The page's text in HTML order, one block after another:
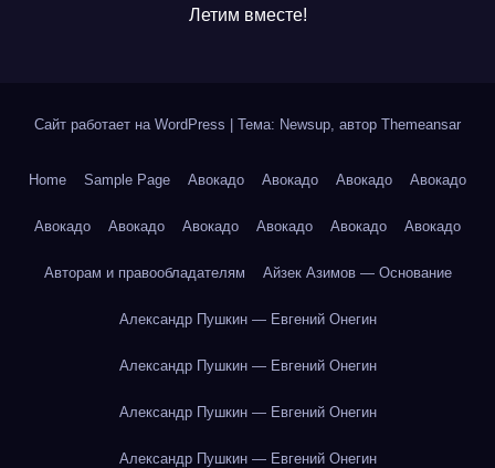
Летим вместе!
Сайт работает на WordPress Тема: Newsup, автор Themeansar
Home Sample Page Авокадо Авокадо Авокадо Авокадо
Авокадо Авокадо Авокадо Авокадо Авокадо Авокадо
Авторам и правообладателям Айзек Азимов — Основание
Александр Пушкин — Евгений Онегин
Александр Пушкин — Евгений Онегин
Александр Пушкин — Евгений Онегин
Александр Пушкин — Евгений Онегин